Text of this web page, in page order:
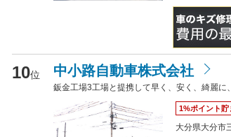
10位 中小路自動車株式会社
鈑金工場3工場と提携して早く、安く、綺麗に
1%ポイント貯
大分県大分市